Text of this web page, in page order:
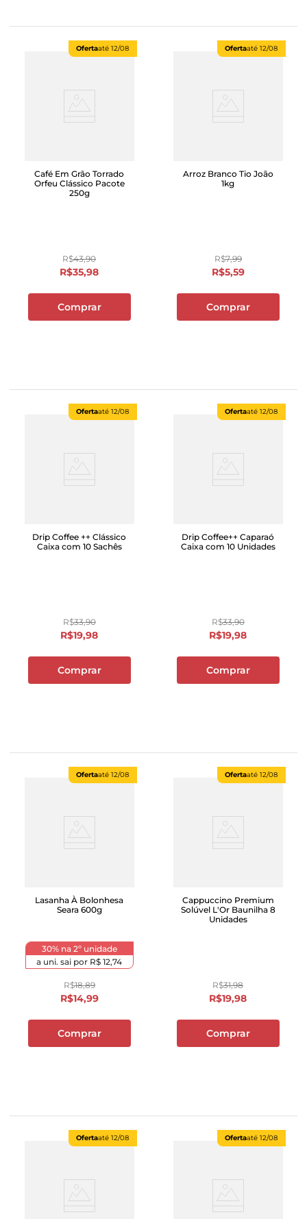
Ofertaaté 12/08
Café Em Grão Torrado
Orfeu Clássico Pacote
250g
R$43,90
R$35,98
Comprar
Ofertaaté 12/08
Arroz Branco Tio João
1kg
R$7,99
R$5,59
Comprar
Ofertaaté 12/08
Drip Coffee ++ Clássico
Caixa com 10 Sachês
R$33,90
R$19,98
Comprar
Ofertaaté 12/08
Drip Coffee++ Caparaó
Caixa com 10 Unidades
R$33,90
R$19,98
Comprar
Ofertaaté 12/08
Lasanha À Bolonhesa
Seara 600g
30% na 2º unidade
a uni. sai por R$ 12,74
R$18,89
R$14,99
Comprar
Ofertaaté 12/08
Cappuccino Premium
Solúvel L'Or Baunilha 8
Unidades
R$31,98
R$19,98
Comprar
Ofertaaté 12/08 Ofertaaté 12/08